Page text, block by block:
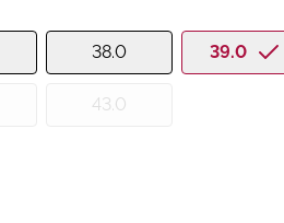
38.0 39.0
43.0